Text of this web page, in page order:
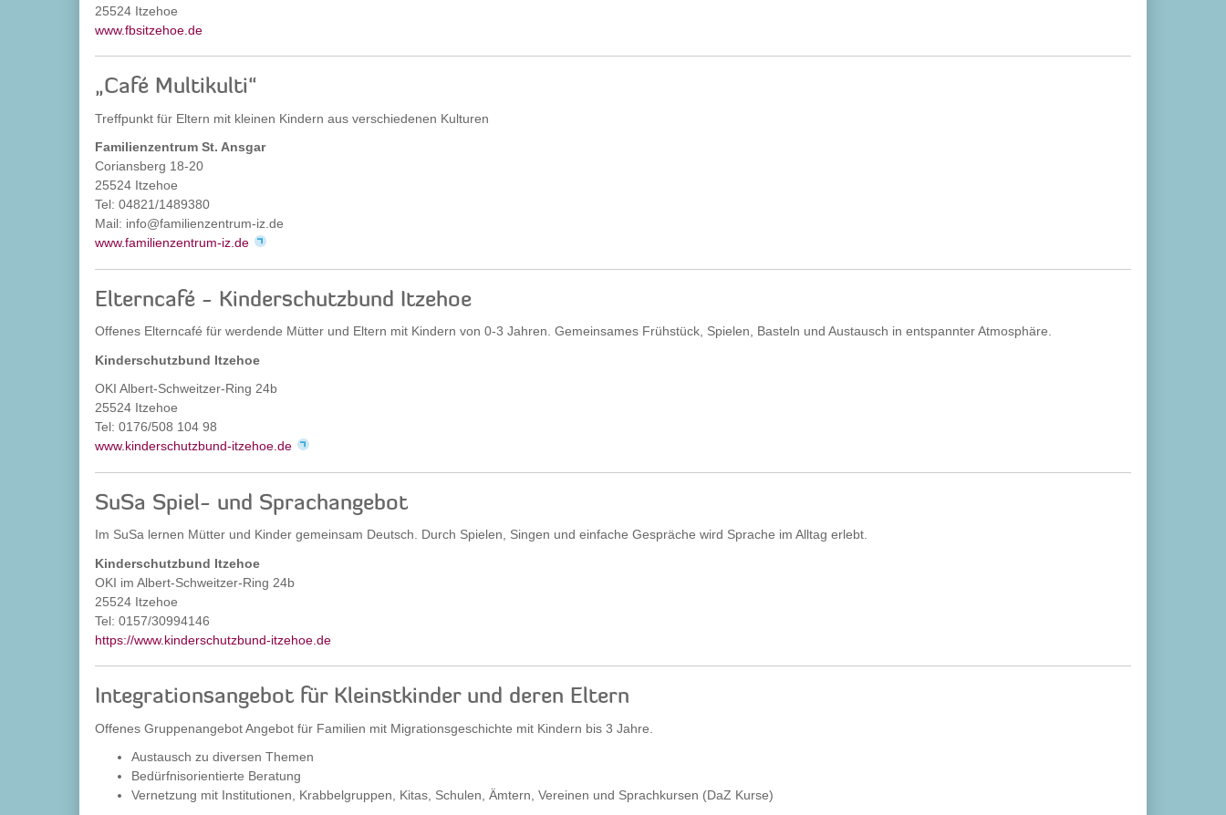
25524 Itzehoe
www.fbsitzehoe.de
„Café Multikulti“
Treffpunkt für Eltern mit kleinen Kindern aus verschiedenen Kulturen
Familienzentrum St. Ansgar
Coriansberg 18-20
25524 Itzehoe
Tel: 04821/1489380
Mail: info@familienzentrum-iz.de
www.familienzentrum-iz.de
Elterncafé - Kinderschutzbund Itzehoe
Offenes Elterncafé für werdende Mütter und Eltern mit Kindern von 0-3 Jahren. Gemeinsames Frühstück, Spielen, Basteln und Austausch in entspannter Atmosphäre.
Kinderschutzbund Itzehoe
OKI Albert-Schweitzer-Ring 24b
25524 Itzehoe
Tel: 0176/508 104 98
www.kinderschutzbund-itzehoe.de
SuSa Spiel- und Sprachangebot
Im SuSa lernen Mütter und Kinder gemeinsam Deutsch. Durch Spielen, Singen und einfache Gespräche wird Sprache im Alltag erlebt.
Kinderschutzbund Itzehoe
OKI im Albert-Schweitzer-Ring 24b
25524 Itzehoe
Tel: 0157/30994146
https://www.kinderschutzbund-itzehoe.de
Integrationsangebot für Kleinstkinder und deren Eltern
Offenes Gruppenangebot Angebot für Familien mit Migrationsgeschichte mit Kindern bis 3 Jahre.
Austausch zu diversen Themen
Bedürfnisorientierte Beratung
Vernetzung mit Institutionen, Krabbelgruppen, Kitas, Schulen, Ämtern, Vereinen und Sprachkursen (DaZ Kurse)